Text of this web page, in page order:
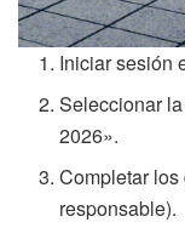
Iniciar sesión
Seleccionar
2026».
Completar
responsable).